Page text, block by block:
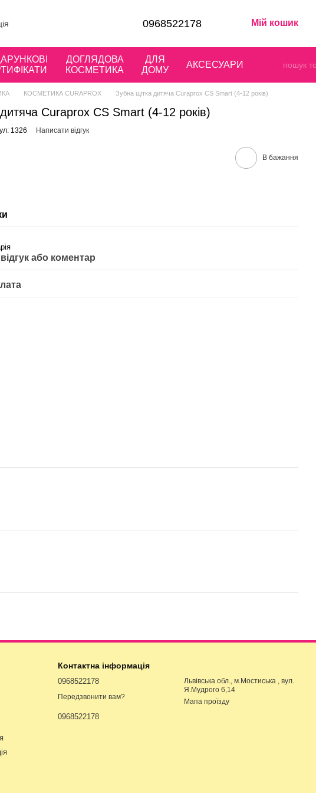
0968522178 Мій кошик
ДОГЛЯДОВА
КОСМЕТИКА
ДЛЯ
ДОМУ
АКСЕСУАРИ
КОСМЕТИКА CURAPROX Зубна щітка дитяча Curaprox CS Smart (4-12 років)
Curaprox CS Smart (4-12 років)
1326 Написати відгук
В бажання
або коментар
Контактна інформація
0968522178
Передзвонити вам?
0968522178
Львівська обл., м.Мостиська , вул.
Я.Мудрого 6,14
Мапа проїзду